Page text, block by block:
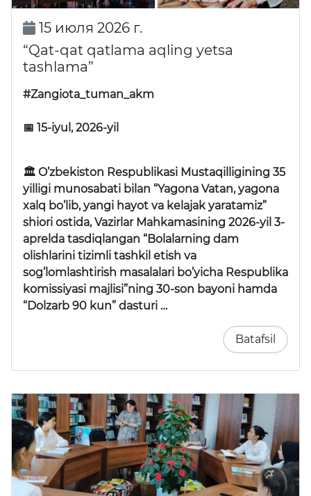
15 июля 2026 г.
“Qat-qat qatlama aqling yetsa
tashlama”
#Zangiota_tuman_akm
📅 15-iyul, 2026-yil
🏛 O’zbekiston Respublikasi Mustaqilligining 35
yilligi munosabati bilan “Yagona Vatan, yagona
xalq bo’lib, yangi hayot va kelajak yaratamiz”
shiori ostida, Vazirlar Mahkamasining 2026-yil 3-
aprelda tasdiqlangan “Bolalarning dam
olishlarini tizimli tashkil etish va
sog’lomlashtirish masalalari bo’yicha Respublika
komissiyasi majlisi”ning 30-son bayoni hamda
“Dolzarb 90 kun” dasturi …
Batafsil